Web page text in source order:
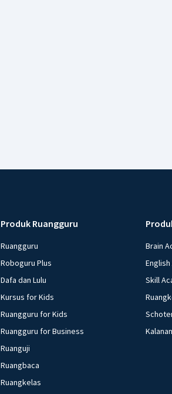
Produk Ruangguru
Ruangguru
Roboguru Plus
Dafa dan Lulu
Kursus for Kids
Ruangguru for Kids
Ruangguru for Business
Ruanguji
Ruangbaca
Ruangkelas
Brain
Skill